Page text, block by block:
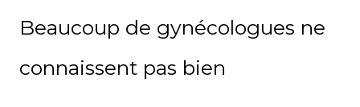
Beaucoup de gynécologues ne
connaissent pas bien